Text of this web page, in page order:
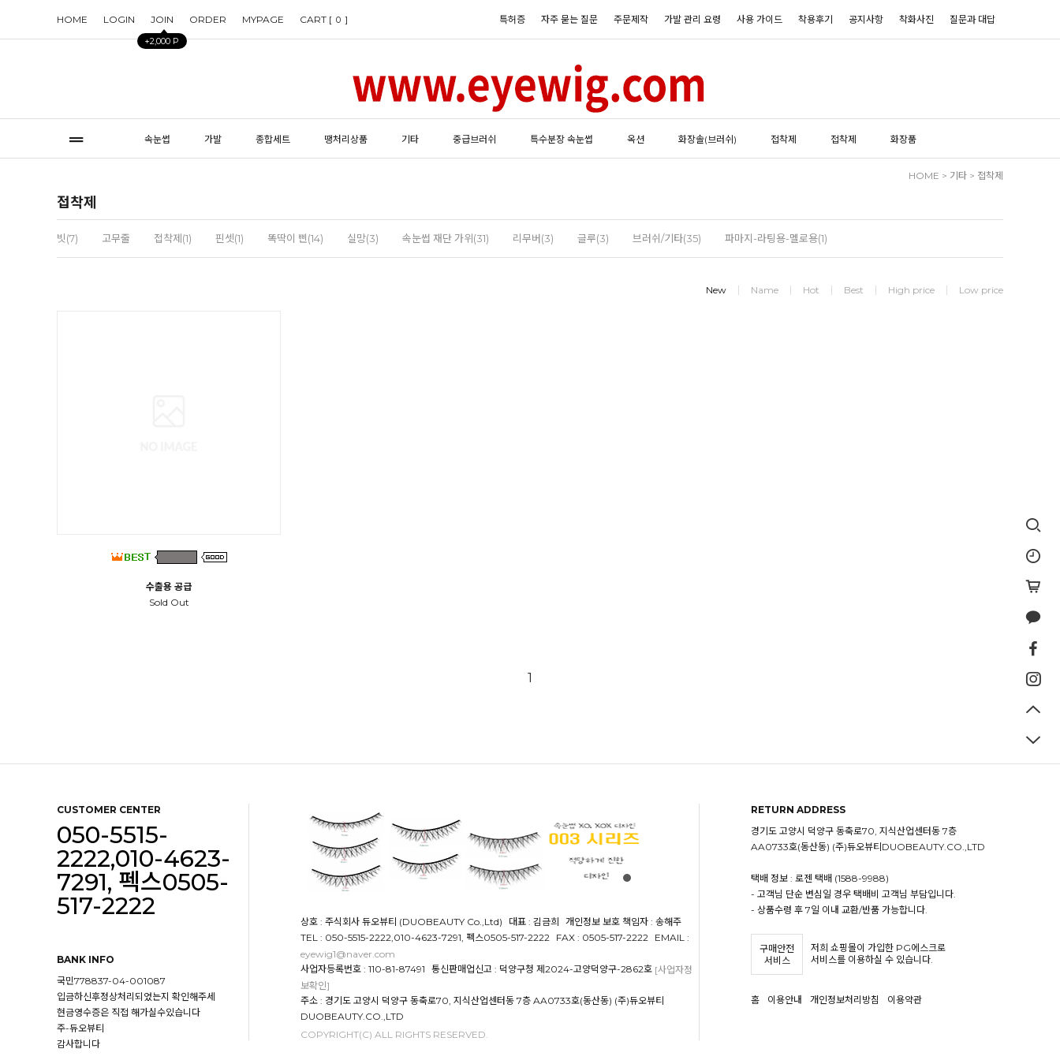
HOME LOGIN JOIN
+2,000 P
ORDER MYPAGE CART [ 0 ] 특허증 자주 묻는 질문 주문제작 가발 관리 요령 사용 가이드 착용후기 공지사항 착화사진 질문과 대답
속눈썹 가발 종합세트 땡처리상품 기타 중급브러쉬 특수분장 속눈썹 옥션 화장솔(브러쉬) 접착제 접착제 화장품
HOME > 기타 > 접착제
접착제
빗(7) 고무줄 접착제(1) 핀셋(1) 똑딱이 삔(14) 실망(3) 속눈썹 재단 가위(31) 리무버(3) 글루(3) 브러쉬/기타(35) 파마지-라팅용-멜로용(1)
New Name Hot Best High price Low price
수출용 공급
Sold Out
1
CUSTOMER CENTER
050-5515-
2222,010-4623-
7291, 펙스0505-
517-2222
BANK INFO
국민778837-04-001087
입금하신후정상처리되었는지 확인해주세
현금영수증은 직접 해가실수있습니다
주-듀오뷰티
감사합니다
상호 : 주식회사 듀오뷰티 (DUOBEAUTY Co.,Ltd) 대표 : 김금희 개인정보 보호 책임자 : 송해주
TEL : 050-5515-2222,010-4623-7291, 펙스0505-517-2222
FAX : 0505-517-2222
EMAIL :
eyewig1@naver.com
사업자등록번호 : 110-81-87491 통신판매업신고 : 덕양구청 제2024-고양덕양구-2862호 [사업자정
보확인]
주소 : 경기도 고양시 덕양구 동축로70, 지식산업센터동 7층 AA0733호(동산동) (주)듀오뷰티
DUOBEAUTY.CO.,LTD
COPYRIGHT(C) ALL RIGHTS RESERVED.
RETURN ADDRESS
경기도 고양시 덕양구 동축로70, 지식산업센터동 7층
AA0733호(동산동) (주)듀오뷰티DUOBEAUTY.CO.,LTD
택배 정보 : 로젠 택배 (1588-9988)
- 고객님 단순 변심일 경우 택배비 고객님 부담입니다.
- 상품수령 후 7일 이내 교환/반품 가능합니다.
구매안전
서비스
저희 쇼핑몰이 가입한 PG에스크로
서비스를 이용하실 수 있습니다.
홈 이용안내 개인정보처리방침 이용약관